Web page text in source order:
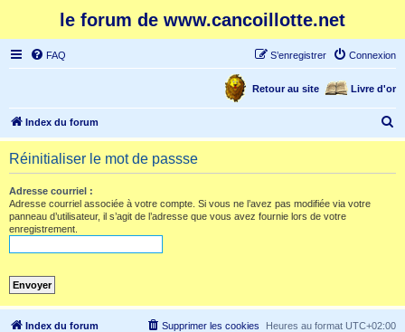
le forum de www.cancoillotte.net
FAQ Connexion
S’enregistrer
Livre d'or
Retour au site
Index du forum
e
Réinitialiser le mot de passse
Adresse courriel :
Adresse courriel associée à votre compte. Si vous ne l’avez pas modifiée via votre
panneau d’utilisateur, il s’agit de l’adresse que vous avez fournie lors de votre
enregistrement.
Index du forum Heures au format UTC+02:00
Supprimer les cookies